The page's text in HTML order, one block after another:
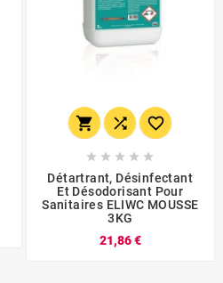
  
    
Détartrant, Désinfectant
Et Désodorisant Pour
Sanitaires ELIWC MOUSSE
3KG
21,86 €